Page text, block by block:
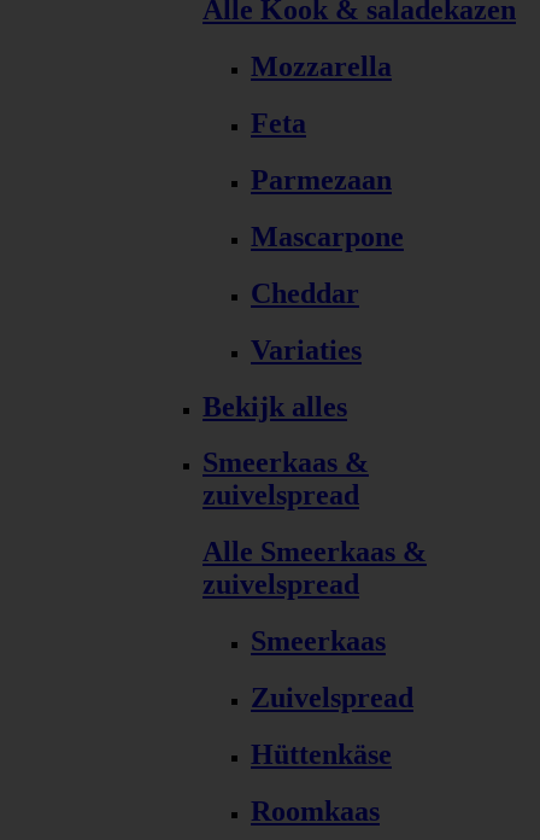
Alle Kook & saladekazen
Mozzarella
Feta
Parmezaan
Mascarpone
Cheddar
Variaties
Bekijk alles
Smeerkaas &
zuivelspread
Alle Smeerkaas &
zuivelspread
Smeerkaas
Zuivelspread
Hüttenkäse
Roomkaas